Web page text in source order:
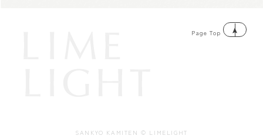
SANKYO KAMITEN © LIMELIGHT
Page Top